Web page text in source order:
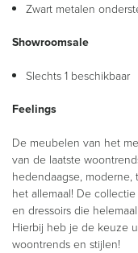
Zwart metalen
Showroomsale
Slechts 1 beschikbaar
Feelings
De meubelen van het
van de laatste
hedendaagse,
het allemaal! De
en dressoirs die
Hierbij heb je de keuze
woontrends en stijlen!